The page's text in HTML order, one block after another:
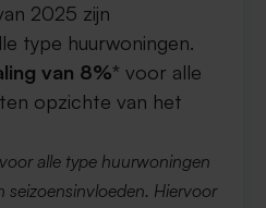
2025 zijn
type huurwoningen.
van 8%* voor alle
opzichte van het
alle type huurwoningen
seizoensinvloeden. Hiervoor